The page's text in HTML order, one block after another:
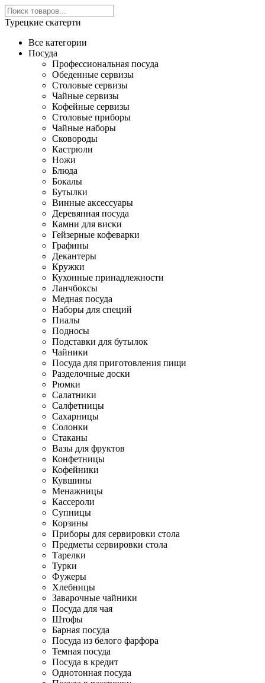
Турецкие скатерти
Все категории
Посуда
Профессиональная посуда
Обеденные сервизы
Столовые сервизы
Чайные сервизы
Кофейные сервизы
Столовые приборы
Чайные наборы
Сковороды
Кастрюли
Ножи
Блюда
Бокалы
Бутылки
Винные аксессуары
Деревянная посуда
Камни для виски
Гейзерные кофеварки
Графины
Декантеры
Кружки
Кухонные принадлежности
Ланчбоксы
Медная посуда
Наборы для специй
Пиалы
Подносы
Подставки для бутылок
Чайники
Посуда для приготовления пищи
Разделочные доски
Рюмки
Салатники
Салфетницы
Сахарницы
Солонки
Стаканы
Вазы для фруктов
Конфетницы
Кофейники
Кувшины
Менажницы
Кассероли
Супницы
Корзины
Приборы для сервировки стола
Предметы сервировки стола
Тарелки
Турки
Фужеры
Хлебницы
Заварочные чайники
Посуда для чая
Штофы
Барная посуда
Посуда из белого фарфора
Темная посуда
Посуда в кредит
Однотонная посуда